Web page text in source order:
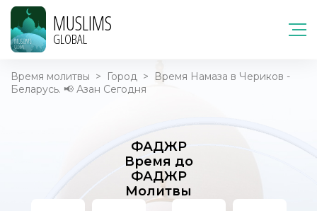
MUSLIMS
GLOBAL
Время молитвы > Город >
Время Намаза в Чериков -
Беларусь. 📢 Азан Сегодня
ФАДЖР
Время до
ФАДЖР
Молитвы